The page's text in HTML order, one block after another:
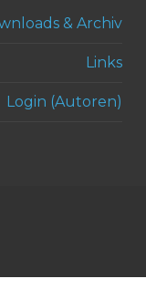
& Archiv
Links
Login (Autoren)